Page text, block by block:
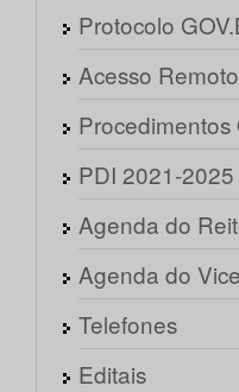
Protocolo
Acesso Remoto
PDI 2021-2025
Agenda do
Agenda do
Telefones
Editais